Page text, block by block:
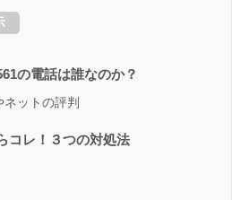
の電話は誰なのか？
ットの評判
コレ！３つの対処法